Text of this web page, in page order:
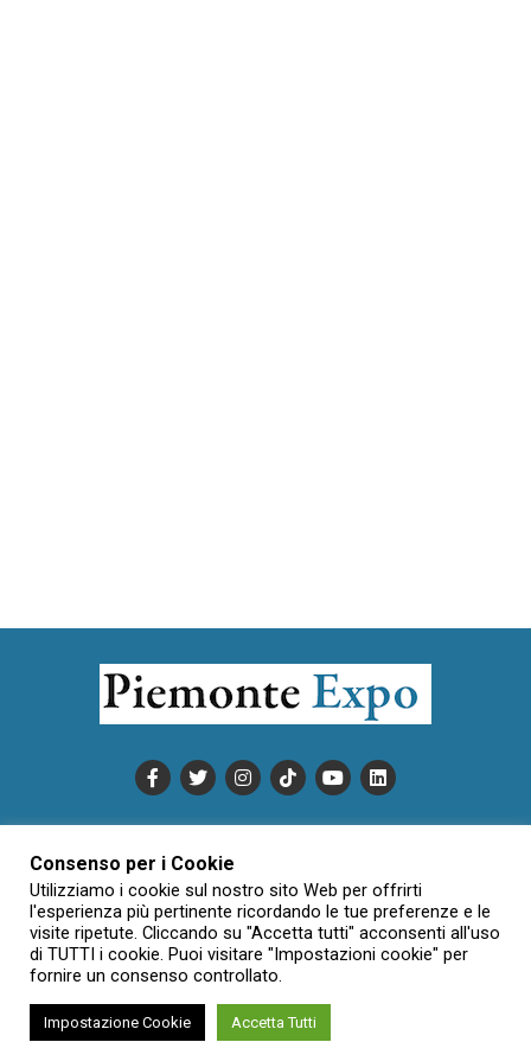
INFORMATIVA SULLA PRIVACY
CONDIZIONI DI UTILIZZO
DATI SOCIETARI
NOVAJO
CREDITS
CONTATTTI
Creative Commons Attribuzione - Non commerciale - Non opere
Consenso per i Cookie
Utilizziamo i cookie sul nostro sito Web per offrirti
l'esperienza più pertinente ricordando le tue preferenze e le
visite ripetute. Cliccando su "Accetta tutti" acconsenti all'uso
di TUTTI i cookie. Puoi visitare "Impostazioni cookie" per
fornire un consenso controllato.
Impostazione Cookie Accetta Tutti